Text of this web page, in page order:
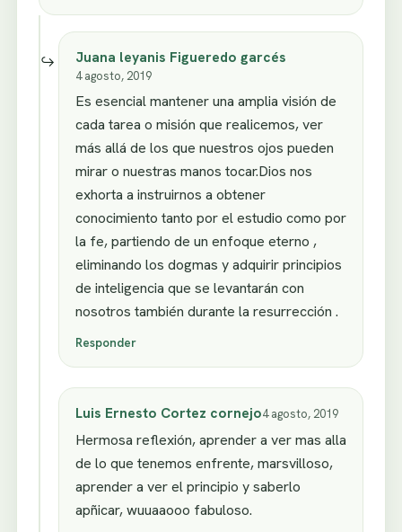
Juana leyanis Figueredo garcés
4 agosto, 2019
Es esencial mantener una amplia visión de
cada tarea o misión que realicemos, ver
más allá de los que nuestros ojos pueden
mirar o nuestras manos tocar.Dios nos
exhorta a instruirnos a obtener
conocimiento tanto por el estudio como por
la fe, partiendo de un enfoque eterno ,
eliminando los dogmas y adquirir principios
de inteligencia que se levantarán con
nosotros también durante la resurrección .
Responder
Luis Ernesto Cortez cornejo4 agosto, 2019
Hermosa reflexión, aprender a ver mas alla
de lo que tenemos enfrente, marsvilloso,
aprender a ver el principio y saberlo
apñicar, wuuaaooo fabuloso.